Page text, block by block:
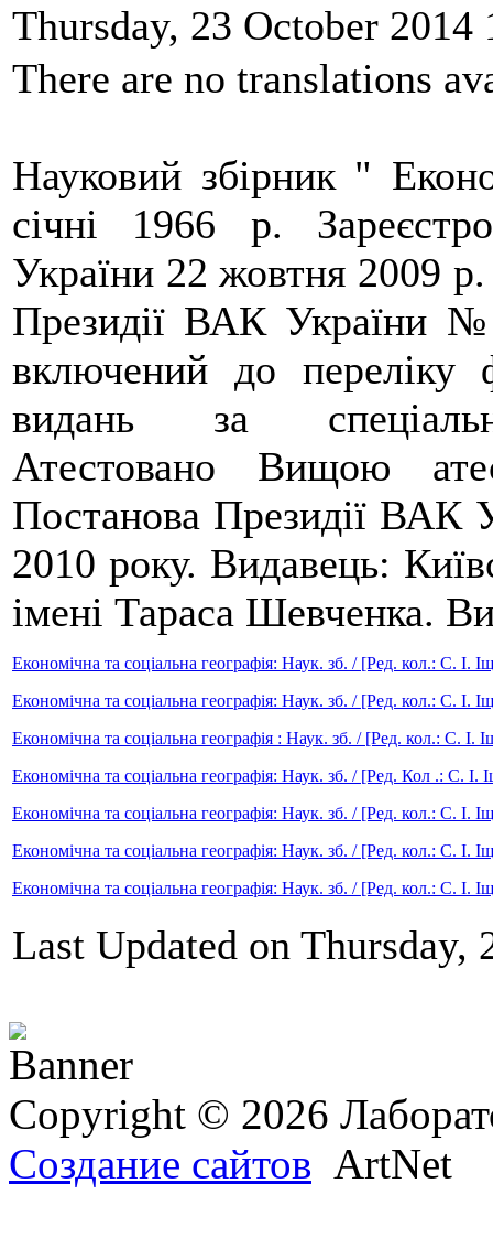
Thursday, 23 October 2014
There are no translations
Науковий збірник "
січні 1966 р.
України 22 жовтня 2009
Президії ВАК України
включений до переліку
видань за
Атестовано Вищою
Постанова Президії ВАК
2010 року. Видавець:
імені Тараса Шевченка.
Економічна та соціальна географія: Наук. зб. / [Ред. кол.: С. І.
Економічна та соціальна географія: Наук. зб. / [Ред. кол.: С. І.
Економічна та соціальна географія : Наук. зб. / [Ред. кол.: С.
Економічна та соціальна географія: Наук. зб. / [Ред. Кол .: С.
Економічна та соціальна географія: Наук. зб. / [Ред. кол.: С. І.
Економічна та соціальна географія: Наук. зб. / [Ред. кол.: С. І.
Економічна та соціальна географія: Наук. зб. / [Ред. кол.: С. І.
Last Updated on Thursday,
Copyright © 2026
Создание сайтов ArtNet